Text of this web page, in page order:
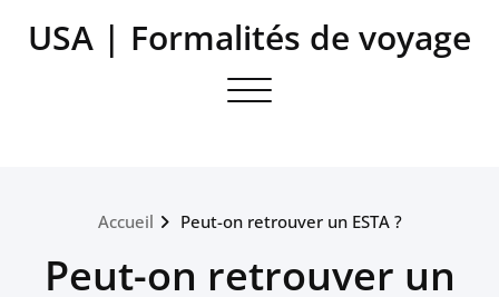
USA | Formalités de voyage
Toggle navigation
Accueil Peut-on retrouver un ESTA ?
Peut-on retrouver un